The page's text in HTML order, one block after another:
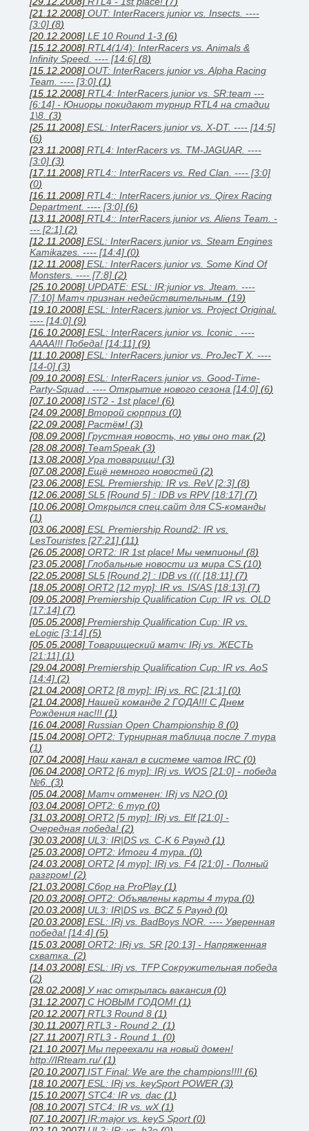
[21.12.2008] OUT: InterRacers.junior vs. Insects. ----
[3:0] (8)
[20.12.2008] LE 10 Round 1-3 (6)
[15.12.2008] RTL4(1/4): InterRacers vs. Animals &
Infinity Speed. ---- [14:6] (8)
[15.12.2008] OUT: InterRacers.junior vs. Alpha Racing
Team. ---- [3:0] (1)
[15.12.2008] RTL4: InterRacers.junior vs. SR:team ---
[6:14] - Юниоры покидают турнир RTL4 на стадии
1\8. (3)
[25.11.2008] ESL: InterRacers.junior vs. X-DT. ---- [14:5]
(6)
[23.11.2008] RTL4: InterRacers vs. TM-JAGUAR. ----
[3:0] (3)
[17.11.2008] RTL4:: InterRacers vs. Red Clan. ---- [3:0]
(0)
[16.11.2008] RTL4:: InterRacers.junior vs. Qirex Racing
Department. ---- [3:0] (6)
[13.11.2008] RTL4:: InterRacers.junior vs. Aliens Team. -
--- [2:1] (2)
[12.11.2008] ESL: InterRacers.junior vs. Steam Engines
Kamikazes. ---- [14:4] (0)
[12.11.2008] ESL: InterRacers.junior vs. Some Kind Of
Monsters. ---- [7:8] (2)
[25.10.2008] UPDATE: ESL: IR:junior vs. Jteam. ----
[7:10] Матч признан недействительным. (19)
[19.10.2008] ESL: InterRacers.junior vs. Project Original.
---- [14:0] (9)
[16.10.2008] ESL: InterRacers.junior vs. Iconic . ----
АААА!!! Победа! [14:11] (9)
[11.10.2008] ESL: InterRacers.junior vs. ProJecT X. ----
[14-0] (3)
[09.10.2008] ESL: InterRacers.junior vs. Good-Time-
Party-Squad . ---- Открытие нового сезона [14:0] (6)
[07.10.2008] IST2 - 1st place! (6)
[24.09.2008] Второй сюрприз (0)
[22.09.2008] Растём! (3)
[08.09.2008] Грустная новость, но увы оно так (2)
[28.08.2008] TeamSpeak(3)
[13.08.2008] Ура товарищи! (3)
[07.08.2008] Ещё немного новостей (2)
[23.06.2008] ESL Premiership: IR vs. ReV [2:3] (8)
[12.06.2008] SL5 [Round 5] : IDB vs RPV [18:17] (7)
[10.06.2008] Открылся спец.сайт для CS-команды
(1)
[03.06.2008] ESL Premiership Round2: IR vs.
LesTouristes [27:21] (11)
[26.05.2008] ORT2: IR 1st place! Мы чемпионы! (8)
[23.05.2008] Глобальные новости из мира CS (10)
[22.05.2008] SL5 [Round 2] : IDB vs ((( [18:11] (7)
[18.05.2008] ORT2 [12 тур]: IR vs. IS/AS [18:13] (7)
[09.05.2008] Premiership Qualification Cup: IR vs. OLD
[17:14] (7)
[05.05.2008] Premiership Qualification Cup: IR vs.
eLogic [3:14] (5)
[05.05.2008] Товарищеский матч: IRj vs. ЖЕСТЬ
[21:11] (1)
[29.04.2008] Premiership Qualification Cup: IR vs. AoS
[14:4] (2)
[21.04.2008] ORT2 [8 тур]: IRj vs. RC [21:1] (0)
[21.04.2008] Нашей команде 2 ГОДА!!! С Днем
Рождения нас!!! (1)
[16.04.2008] Russian Open Championship 8 (0)
[15.04.2008] ОРТ2: Турнирная таблица после 7 тура
(1)
[07.04.2008] Наш канал в системе чатов IRC (0)
[06.04.2008] ORT2 [6 тур]: IRj vs. WOS [21:0] - победа
№6. (3)
[05.04.2008] Матч отменен: IRj vs N2O (0)
[03.04.2008] ОРТ2: 6 тур (0)
[31.03.2008] ORT2 [5 тур]: IRj vs. Elf [21:0] -
Очередная победа! (2)
[30.03.2008] UL3: IR|DS vs. C-K 6 Раунд (1)
[25.03.2008] ОРТ2: Итоги 4 тура. (0)
[24.03.2008] ORT2 [4 тур]: IRj vs. F4 [21:0] - Полный
разгром! (2)
[21.03.2008] Сбор на ProPlay(1)
[20.03.2008] ОРТ2: Объявлены карты 4 тура (0)
[20.03.2008] UL3: IR|DS vs. BCZ 5 Раунд (0)
[20.03.2008] ESL: IRj vs. BadBoys NOR. ---- Уверенная
победа! [14:4] (5)
[15.03.2008] ORT2: IRj vs. SR [20:13] - Напряженная
схватка. (2)
[14.03.2008] ESL: IRj vs. TFP Сокружительная победа
(2)
[28.02.2008] У нас открылась вакансия (0)
[31.12.2007] С НОВЫМ ГОДОМ! (1)
[20.12.2007] RTL3 Round 8 (1)
[30.11.2007] RTL3 - Round 2. (1)
[27.11.2007] RTL3 - Round 1. (0)
[21.10.2007] Мы переехали на новый домен!
http://IRteam.ru/(1)
[20.10.2007] IST Final: We are the champions!!!! (6)
[18.10.2007] ESL: IRj vs. keySport POWER (3)
[15.10.2007] STC4: IR vs. dac (1)
[08.10.2007] STC4: IR vs. wX(1)
[07.10.2007] IR:major vs. keyS Sport(0)